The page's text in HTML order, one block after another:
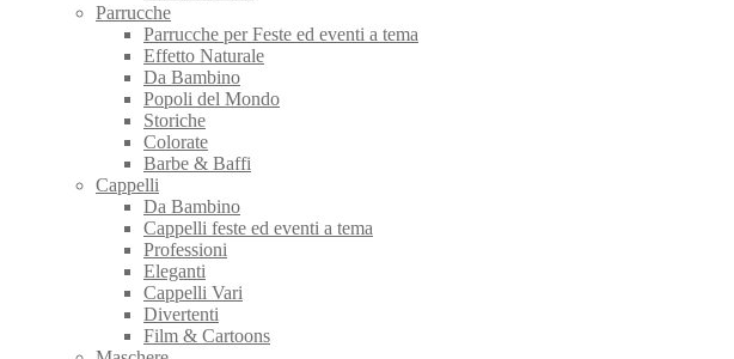
Parrucche
Parrucche per Feste ed eventi a tema
Effetto Naturale
Da Bambino
Popoli del Mondo
Storiche
Colorate
Barbe & Baffi
Cappelli
Da Bambino
Cappelli feste ed eventi a tema
Professioni
Eleganti
Cappelli Vari
Divertenti
Film & Cartoons